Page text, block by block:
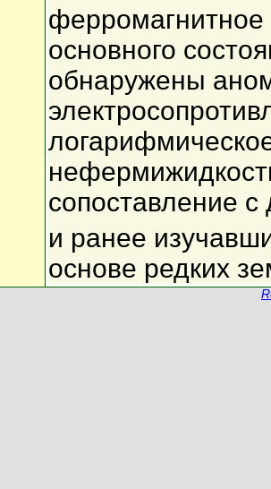
основного
обнаружены
сопоставление
и ранее
основе редких